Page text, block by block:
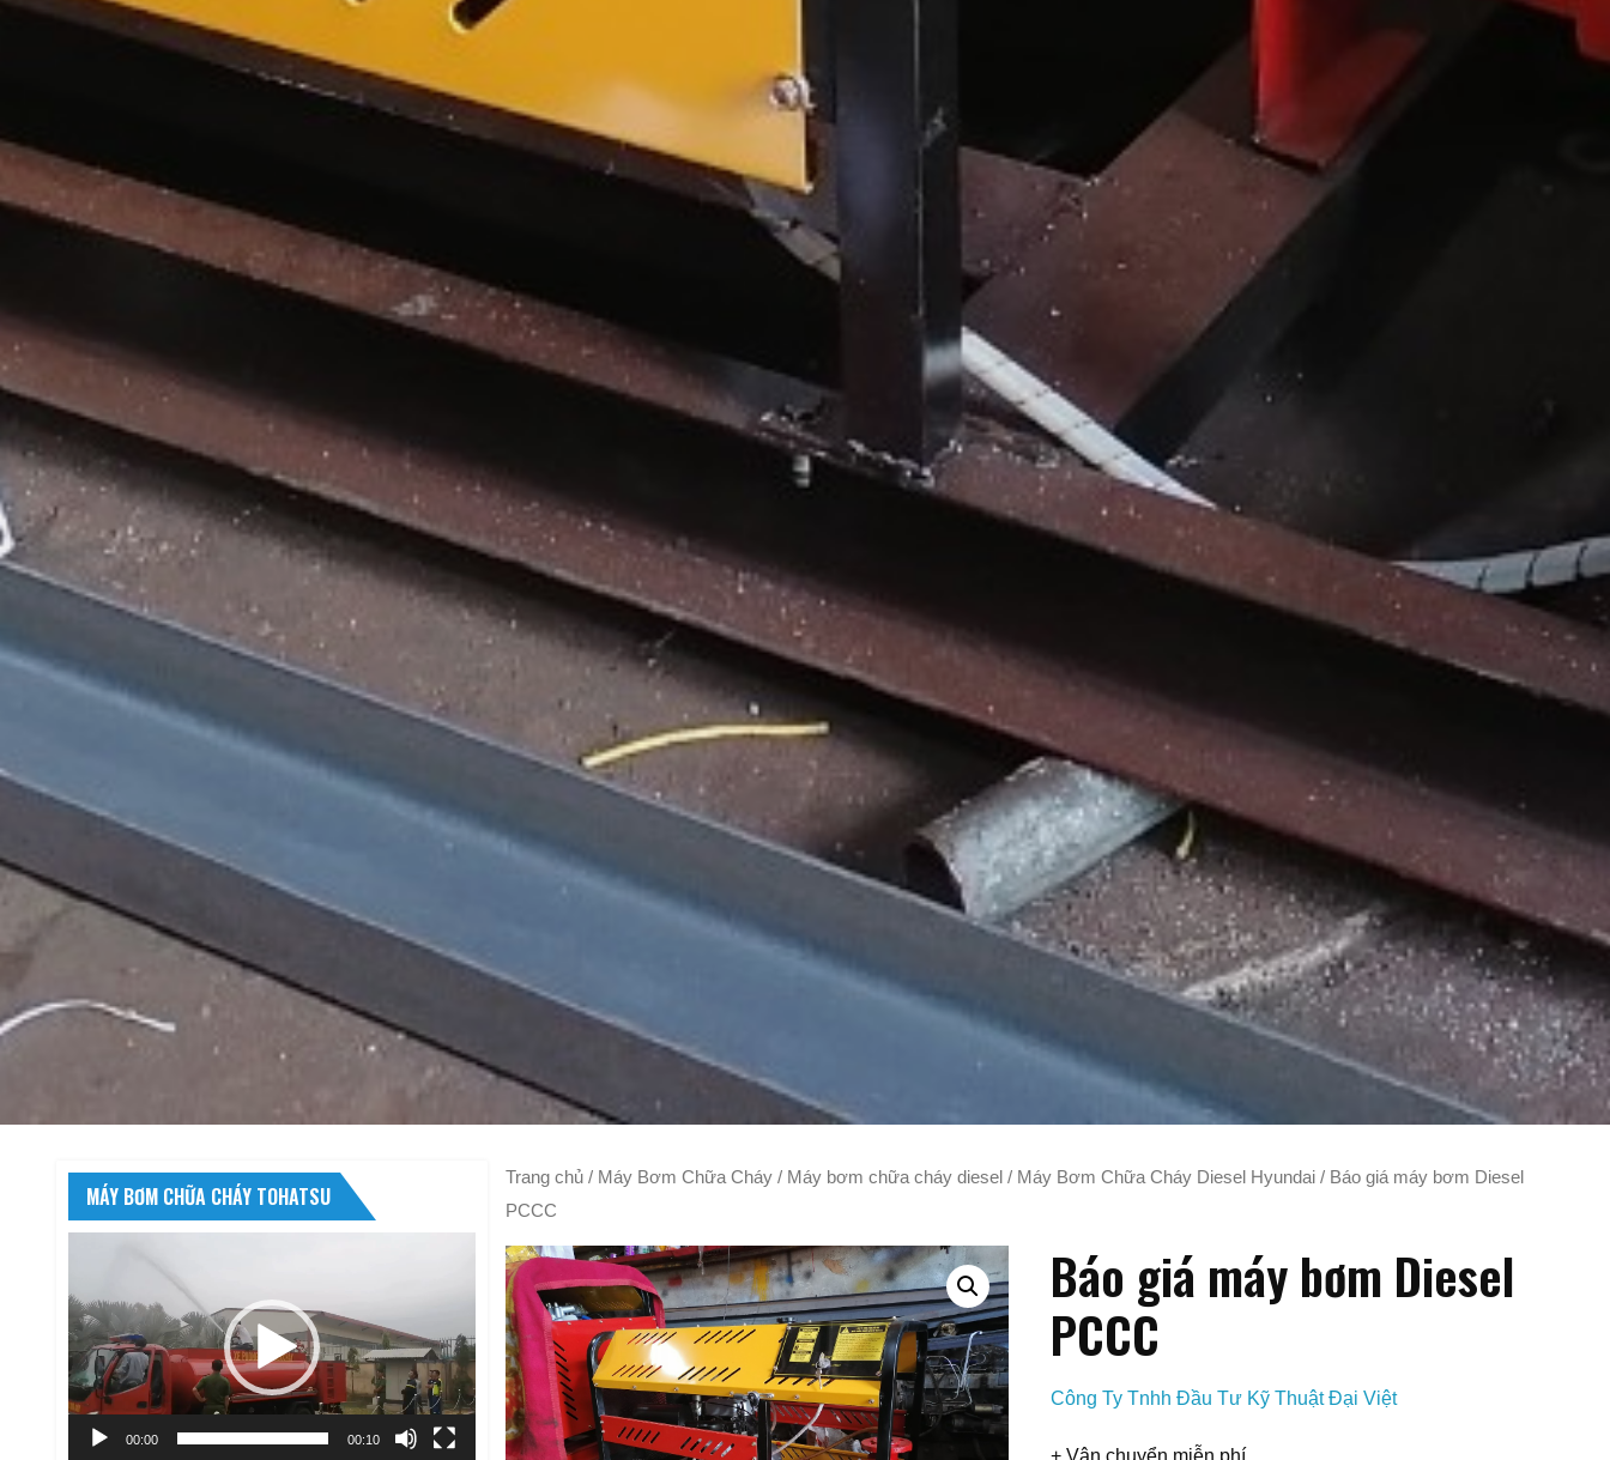
Trang chủ / Máy Bơm Chữa Cháy / Máy bơm chữa cháy diesel / Máy Bơm Chữa Cháy Diesel Hyundai / Báo giá máy bơm Diesel
PCCC
Báo giá máy bơm Diesel
PCCC
Công Ty Tnhh Đầu Tư Kỹ Thuật Đại Việt
+ Vận chuyển miễn phí
MÁY BƠM CHỮA CHÁY TOHATSU
Video
00:00 00:10